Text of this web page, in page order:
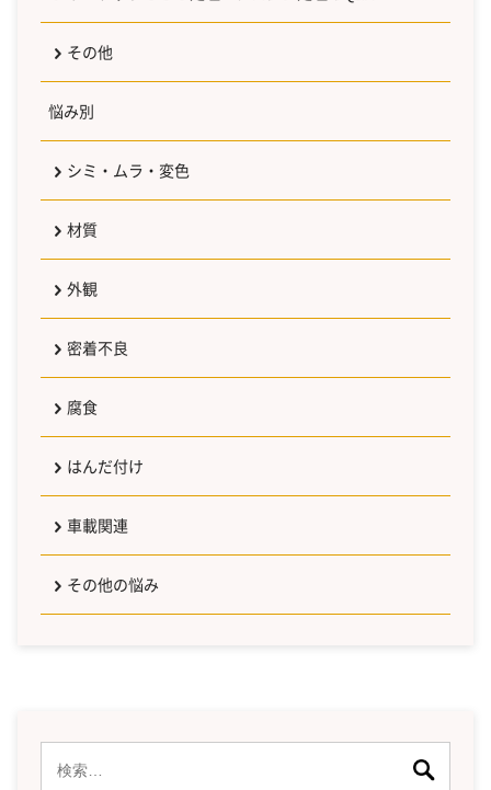
その他
悩み別
シミ・ムラ・変色
材質
外観
密着不良
腐食
はんだ付け
車載関連
その他の悩み